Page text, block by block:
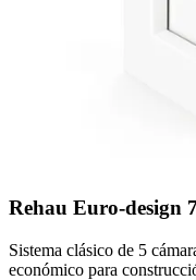
Rehau Euro-design
Sistema clásico de 5
económico para